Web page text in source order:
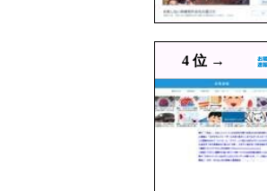
08/07 18:00
08/07 18:00
08/07 18:00 JPG
08/07 18:00 JPG
08/07 18:00 JPG
4 位 →